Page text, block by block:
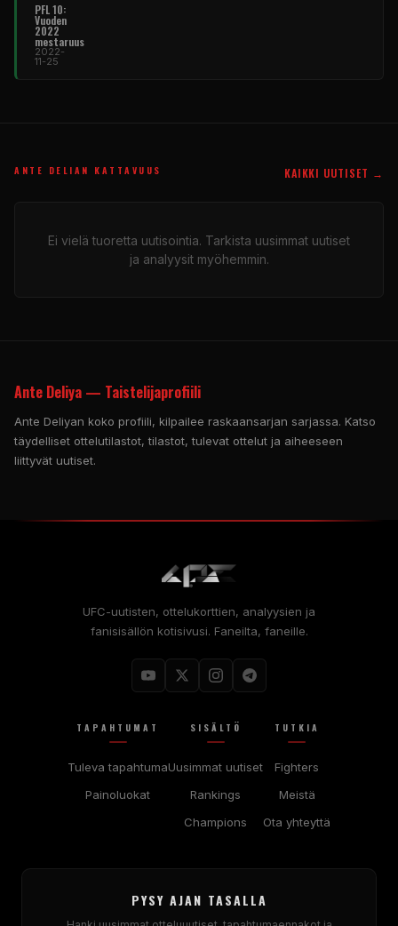
PFL 10:
Vuoden
2022
mestaruus
2022-
11-25
ANTE DELIAN KATTAVUUS KAIKKI UUTISET →
Ei vielä tuoretta uutisointia. Tarkista uusimmat uutiset
ja analyysit myöhemmin.
Ante Deliya — Taistelijaprofiili
Ante Deliyan koko profiili, kilpailee raskaansarjan sarjassa. Katso
täydelliset ottelutilastot, tilastot, tulevat ottelut ja aiheeseen
liittyvät uutiset.
UFC-uutisten, ottelukorttien, analyysien ja
fanisisällön kotisivusi. Faneilta, faneille.
TAPAHTUMAT
Tuleva tapahtuma
Painoluokat
SISÄLTÖ
Uusimmat uutiset
Rankings
Champions
TUTKIA
Fighters
Meistä
Ota yhteyttä
PYSY AJAN TASALLA